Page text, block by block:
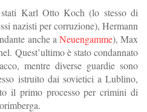
Karl Otto Koch (lo stesso di
nazisti per corruzione), Hermann
anche a Neuengamme), Max
Quest’ultimo è stato condannato
mentre diverse guardie sono
istruito dai sovietici a Lublino,
il primo processo per crimini di